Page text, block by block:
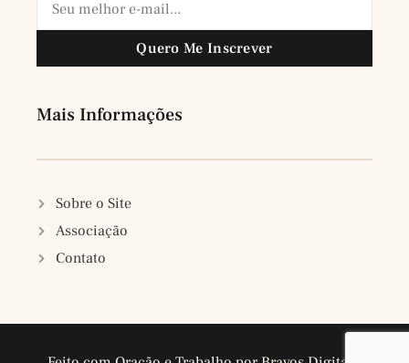
Quero Me Inscrever
Mais Informações
Sobre o Site
Associação
Contato